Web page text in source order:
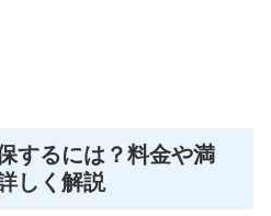
するには？料金や満
しく解説